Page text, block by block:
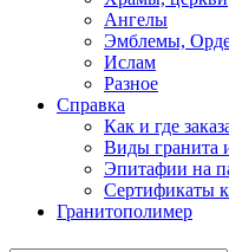
Ангелы
Эмблемы,
Ислам
Разное
Справка
Как и где
Виды гранита
Эпитафии на
Сертификаты
Гранитополимер